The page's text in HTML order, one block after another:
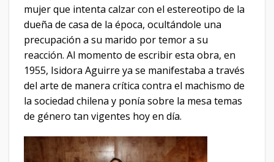
mujer que intenta calzar con el estereotipo de la
dueña de casa de la época, ocultándole una
precupación a su marido por temor a su
reacción. Al momento de escribir esta obra, en
1955, Isidora Aguirre ya se manifestaba a través
del arte de manera crítica contra el machismo de
la sociedad chilena y ponía sobre la mesa temas
de género tan vigentes hoy en día.